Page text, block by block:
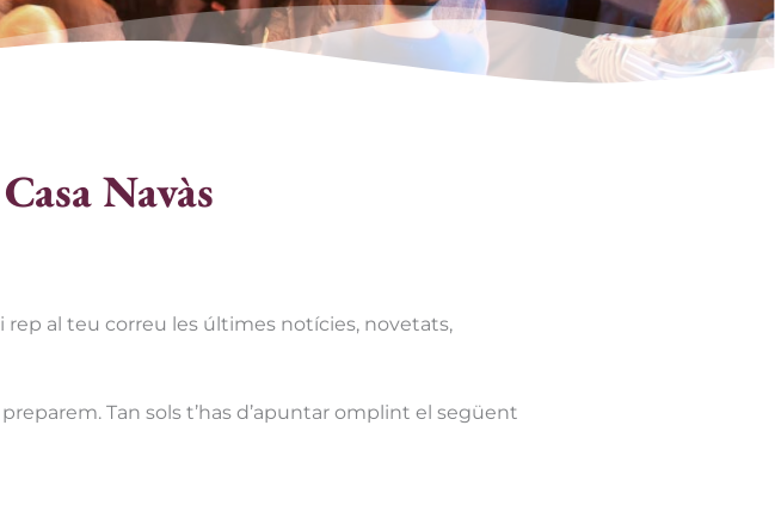
Navàs
rep al teu correu les últimes notícies, novetats,
Tan sols t’has d’apuntar omplint el següent